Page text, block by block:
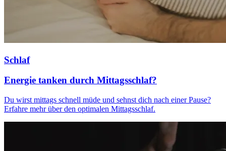
Schlaf
Energie tanken durch Mittagsschlaf?
Du wirst mittags schnell müde und sehnst dich nach einer Pause?
Erfahre mehr über den optimalen Mittagsschlaf.